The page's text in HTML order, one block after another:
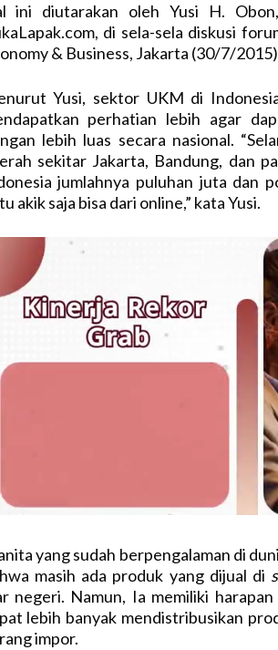
ini diutarakan oleh Yusi H.
di sela-sela diskusi
& Business, Jakarta (30/7/
Yusi, sektor UKM di
perhatian lebih agar
lebih luas secara nasional.
sekitar Jakarta, Bandung, dan
jumlahnya puluhan juta dan
akik saja bisa dari online,” kata Yusi.
yang sudah berpengalaman di
masih ada produk yang dijual di
negeri. Namun, Ia memiliki
lebih banyak mendistribusikan
impor.